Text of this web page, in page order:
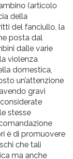
(articolo
della
del fanciullo, la
posta dal
dalle varie
violenza
domestica,
un’attenzione
gravi
stesse
è di promuovere
che tali
ma anche